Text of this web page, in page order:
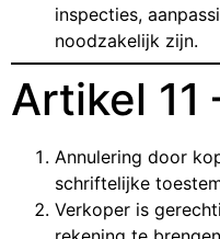
inspecties,
noodzakelijk zijn.
Artikel 11
Annulering door
schriftelijke
Verkoper is